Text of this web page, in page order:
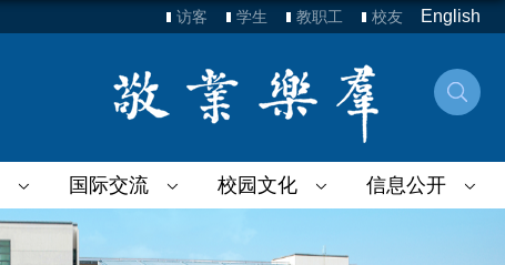
访客 学生 教职工 校友 English
国际交流 校园文化 信息公开